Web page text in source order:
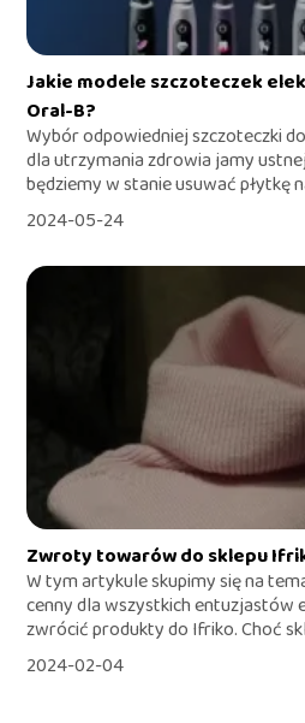
Jakie modele szczoteczek
Oral-B?
Wybór odpowiedniej szczoteczki
dla utrzymania zdrowia jamy
będziemy w stanie usuwać płytkę
2024-05-24
Zwroty towarów do sklepu
W tym artykule skupimy się na
cenny dla wszystkich entuzjastów
zwrócić produkty do Ifriko. Choć
2024-02-04